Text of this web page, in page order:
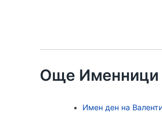
Още Именници
Имен ден на